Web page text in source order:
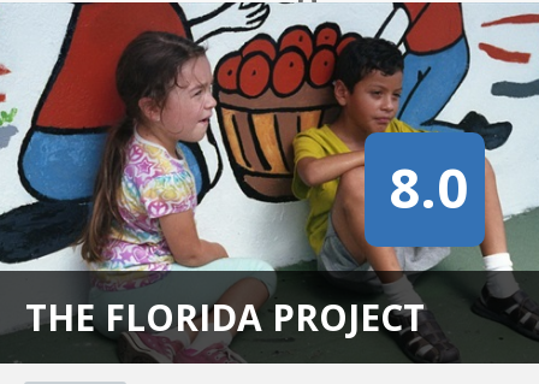
THE FLORIDA PROJECT
8.0